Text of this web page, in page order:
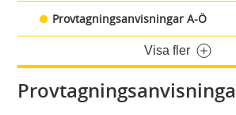
Provtagningsanvisningar A-Ö
Visa fler